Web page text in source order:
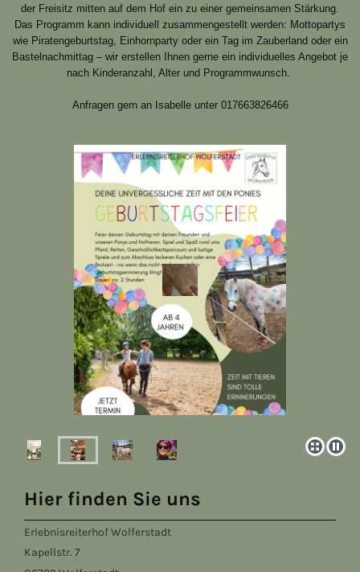
der Freisitz mitten auf dem Hof ein zu einer gemeinsamen Stärkung.
Das Programm kann individuell zusammengestellt werden: Mottopartys
wie Piratengeburtstag, Einhornparty oder ein Tag im Zauberland oder ein
Bastelnachmittag – wir erstellen Ihnen gerne ein individuelles Angebot je
nach Kinderanzahl, Alter und Programmwunsch.
Anfragen gern an Isabelle unter 017663826466
Hier finden Sie uns
Erlebnisreiterhof Wolferstadt
Kapellstr. 7